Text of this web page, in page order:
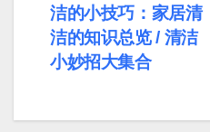
章
导
洁的小技巧：家居清
洁的知识总览 / 清洁
小妙招大集合